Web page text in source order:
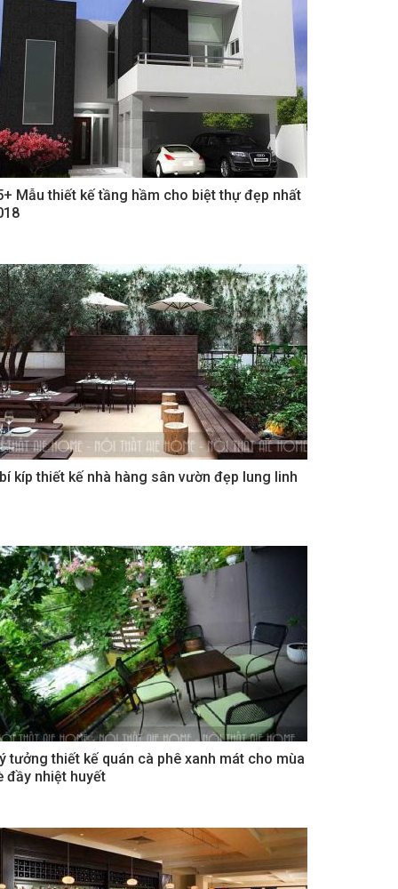
Mẫu thiết kế tầng hầm cho biệt thự đẹp nhất
kíp thiết kế nhà hàng sân vườn đẹp lung linh
tưởng thiết kế quán cà phê xanh mát cho mùa
đầy nhiệt huyết